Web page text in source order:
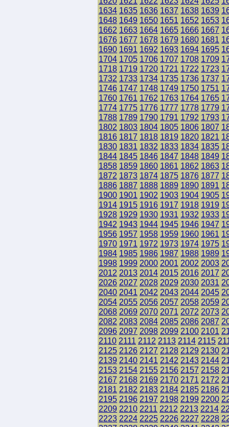
1634 1635 1636 1637 1638 1639
1648 1649 1650 1651 1652 1653
1662 1663 1664 1665 1666 1667
1676 1677 1678 1679 1680 1681
1690 1691 1692 1693 1694 1695
1704 1705 1706 1707 1708 1709
1718 1719 1720 1721 1722 1723
1732 1733 1734 1735 1736 1737
1746 1747 1748 1749 1750 1751
1760 1761 1762 1763 1764 1765
1774 1775 1776 1777 1778 1779
1788 1789 1790 1791 1792 1793
1802 1803 1804 1805 1806 1807
1816 1817 1818 1819 1820 1821
1830 1831 1832 1833 1834 1835
1844 1845 1846 1847 1848 1849
1858 1859 1860 1861 1862 1863
1872 1873 1874 1875 1876 1877
1886 1887 1888 1889 1890 1891
1900 1901 1902 1903 1904 1905
1914 1915 1916 1917 1918 1919
1928 1929 1930 1931 1932 1933
1942 1943 1944 1945 1946 1947
1956 1957 1958 1959 1960 1961
1970 1971 1972 1973 1974 1975
1984 1985 1986 1987 1988 1989
1998 1999 2000 2001 2002 2003
2012 2013 2014 2015 2016 2017
2026 2027 2028 2029 2030 2031
2040 2041 2042 2043 2044 2045
2054 2055 2056 2057 2058 2059
2068 2069 2070 2071 2072 2073
2082 2083 2084 2085 2086 2087
2096 2097 2098 2099 2100 2101
2110 2111 2112 2113 2114 2115
2125 2126 2127 2128 2129 2130
2139 2140 2141 2142 2143 2144
2153 2154 2155 2156 2157 2158
2167 2168 2169 2170 2171 2172
2181 2182 2183 2184 2185 2186
2195 2196 2197 2198 2199 2200
2209 2210 2211 2212 2213 2214
2223 2224 2225 2226 2227 2228